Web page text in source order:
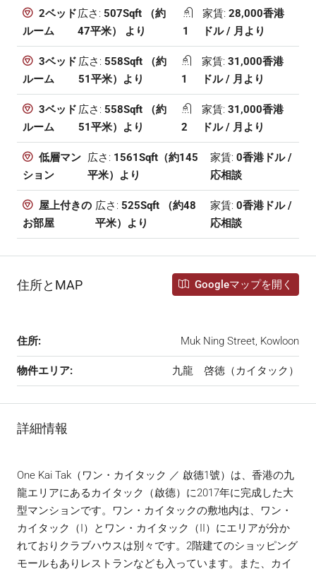
2ベッド
ルーム
広さ:507Sqft （約
47平米） より
1
家賃: 28,000香港
ドル / 月より
3ベッド
ルーム
広さ: 558Sqft （約
51平米）より
1
家賃: 31,000香港
ドル / 月より
3ベッド
ルーム
広さ: 558Sqft （約
51平米）より
2
家賃: 31,000香港
ドル / 月より
低層マン
ション
広さ: 1561Sqft（約145
平米）より
家賃:0香港ドル /
応相談
屋上付きの
お部屋
広さ: 525Sqft （約48
平米）より
家賃:0香港ドル /
応相談
住所とMAP Googleマップを開く
住所: Muk Ning Street, Kowloon
物件エリア: 九龍 啓徳（カイタック）
詳細情報
One Kai Tak（ワン・カイタック ／ 啟德1號）は、香港の九
龍エリアにあるカイタック（啟德）に2017年に完成した大
型マンションです。ワン・カイタックの敷地内は、ワン・
カイタック（I）とワン・カイタック（II）にエリアが分か
れておりクラブハウスは別々です。2階建てのショッピング
モールもありレストランなども入っています。また、カイ